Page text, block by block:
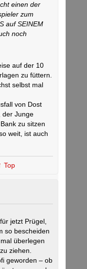
einen der
zum
auf SEINEM
noch
auf der 10
zu füttern.
selbst mal
von Dost
der Junge
zu sitzen
weit, ist auch
Top
jetzt Prügel,
so bescheiden
überlegen
ziehen.
geworden – ob